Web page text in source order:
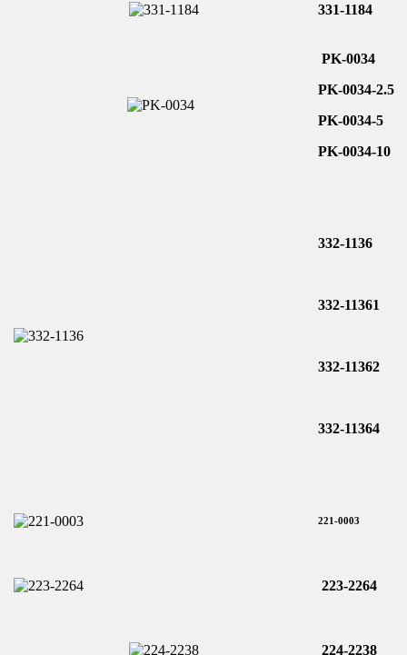
331-1184
PK-0034
PK-0034-2.5
PK-0034-5
PK-0034-10
332-1136
332-11361
332-11362
332-11364
221-0003
223-2264
224-2238